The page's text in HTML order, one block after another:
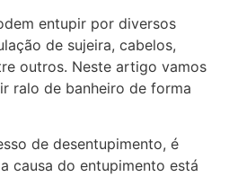
entupir por diversos
de sujeira, cabelos,
outros. Neste artigo vamos
ralo de banheiro de forma
de desentupimento, é
causa do entupimento está